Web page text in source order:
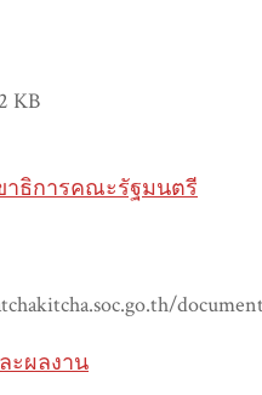
KB
าธิการคณะรัฐมนตรี
ะผลงาน